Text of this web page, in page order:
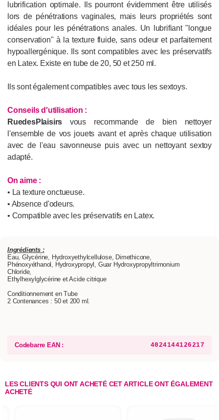
lubrification optimale. Ils pourront évidemment être utilisés
lors de pénétrations vaginales, mais leurs propriétés sont
idéales pour les pénétrations anales. Un lubrifiant "longue
conservation" à la texture fluide, sans odeur et parfaitement
hypoallergénique. Ils sont compatibles avec les préservatifs
en Latex. Existe en tube de 20, 50 et 250 ml.
Ils sont également compatibles avec tous les sextoys.
Conseils d'utilisation :
RuedesPlaisirs vous recommande de bien nettoyer
l'ensemble de vos jouets avant et après chaque utilisation
avec de l'eau savonneuse puis avec un nettoyant sextoy
adapté.
On aime :
• La texture onctueuse.
• Absence d'odeurs.
• Compatible avec les préservatifs en Latex.
Ingrédients :
Eau, Glycérine, Hydroxyethylcellulose, Dimethicone,
Phénoxyéthanol, Hydroxypropyl, Guar Hydroxypropyltrimonium
Chloride,
Ethylhexylglycérine et Acide citrique
Conditionnement en Tube
2 Contenances : 50 et 200 ml.
Codebarre EAN : 4024144126217
LES CLIENTS QUI ONT ACHETÉ CET ARTICLE ONT ÉGALEMENT
ACHETÉ